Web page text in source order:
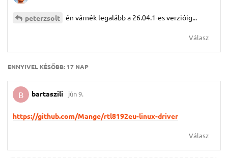
peterzsolt én várnék legalább a 26.04.1-es verzióig...
Válasz
ENNYIVEL KÉSŐBB: 17 NAP
B bartaszili jún 9.
https://github.com/Mange/rtl8192eu-linux-driver
Válasz